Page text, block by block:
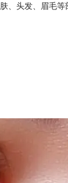
、头发、眉毛